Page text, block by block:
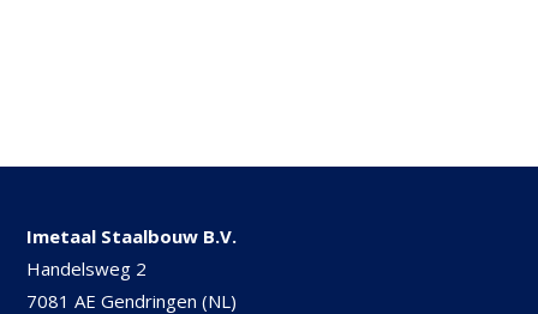
Imetaal Staalbouw B.V.
Handelsweg 2
7081 AE Gendringen (NL)